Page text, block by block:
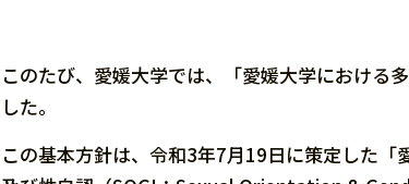
このたび、愛媛大学では、「愛媛大学における
した。
この基本方針は、令和3年7月19日に策定した